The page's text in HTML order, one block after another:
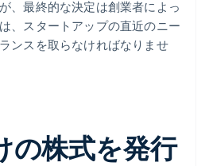
、最終的な決定は創業者によっ
、スタートアップの直近のニー
ンスを取らなければなりませ
の株式を発行